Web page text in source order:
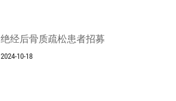
绝经后骨质疏松患者招募
2024-10-18